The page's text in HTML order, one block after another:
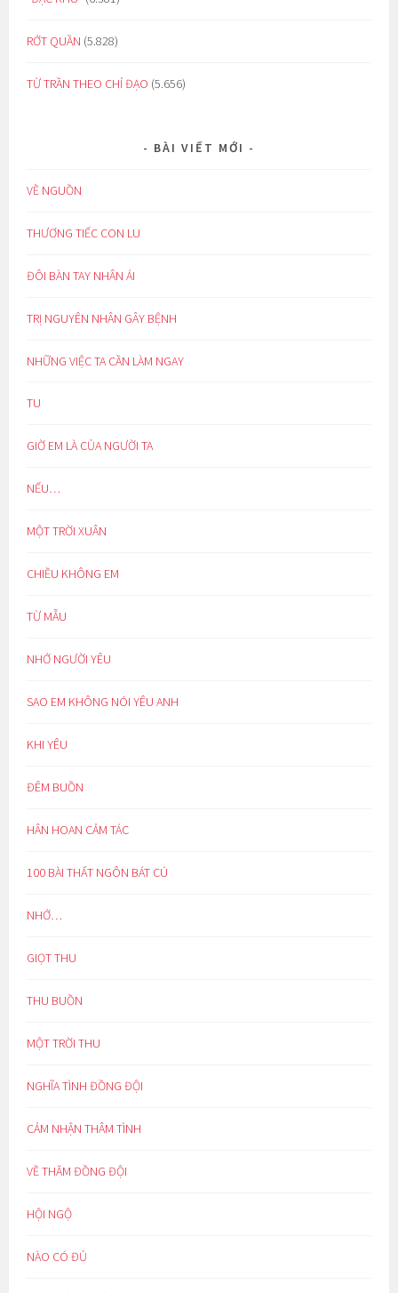
RỚT QUẦN (5.828)
TỪ TRẦN THEO CHỈ ĐẠO (5.656)
BÀI VIẾT MỚI
VỀ NGUỒN
THƯƠNG TIẾC CON LU
ĐÔI BÀN TAY NHÂN ÁI
TRỊ NGUYÊN NHÂN GÂY BỆNH
NHỮNG VIỆC TA CẦN LÀM NGAY
TU
GIỜ EM LÀ CỦA NGƯỜI TA
NẾU…
MỘT TRỜI XUÂN
CHIỀU KHÔNG EM
TỪ MẪU
NHỚ NGƯỜI YÊU
SAO EM KHÔNG NÓI YÊU ANH
KHI YÊU
ĐÊM BUỒN
HÂN HOAN CẢM TÁC
100 BÀI THẤT NGÔN BÁT CÚ
NHỚ…
GIỌT THU
THU BUỒN
MỘT TRỜI THU
NGHĨA TÌNH ĐỒNG ĐỘI
CẢM NHẬN THÂM TÌNH
VỀ THĂM ĐỒNG ĐỘI
HỘI NGỘ
NÀO CÓ ĐỦ